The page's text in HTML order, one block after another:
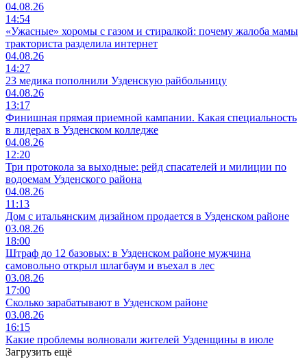
04.08.26
14:54
«Ужасные» хоромы с газом и стиралкой: почему жалоба мамы
тракториста разделила интернет
04.08.26
14:27
23 медика пополнили Узденскую райбольницу
04.08.26
13:17
Финишная прямая приемной кампании. Какая специальность
в лидерах в Узденском колледже
04.08.26
12:20
Три протокола за выходные: рейд спасателей и милиции по
водоемам Узденского района
04.08.26
11:13
Дом с итальянским дизайном продается в Узденском районе
03.08.26
18:00
Штраф до 12 базовых: в Узденском районе мужчина
самовольно открыл шлагбаум и въехал в лес
03.08.26
17:00
Сколько зарабатывают в Узденском районе
03.08.26
16:15
Какие проблемы волновали жителей Узденщины в июле
Загрузить ещё